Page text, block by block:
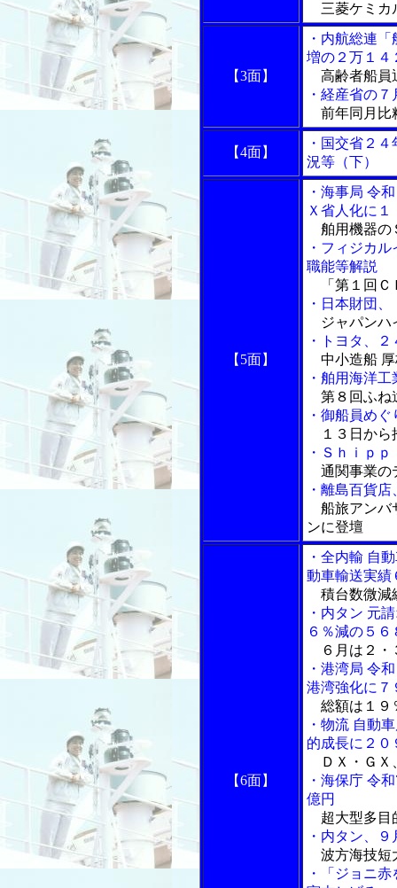
三菱ケミカ
【3面】
・内航総連
増の２万１４
高齢者船員
・経産省の
前年同月比
【4面】
・国交省２
況等（下）
【5面】
・海事局 令
Ｘ省人化に１
舶用機器の
・フィジカ
職能等解説
「第１回Ｃ
・日本財団
ジャパンハ
・トヨタ、
中小造船 厚
・舶用海洋
第８回ふね
・御船員め
１３日から
・Ｓｈｉｐ
通関事業の
・離島百貨
船旅アンバ
ンに登壇
【6面】
・全内輸 自
動車輸送実績
積台数微減
・内タン 元
６％減の５
６月は２・
・港湾局 令
港湾強化に７
総額は１９
・物流 自動
的成長に２０
ＤＸ・ＧＸ
・海保庁 令
億円
超大型多目
・内タン、
波方海技短
・「ジョニ